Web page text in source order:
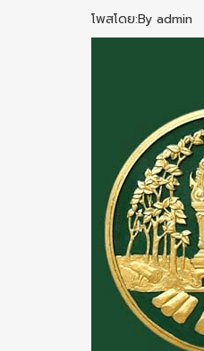
โพสโดย:By admin